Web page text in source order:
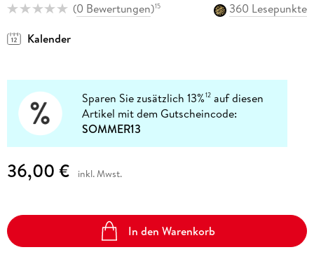
(0 Bewertungen)15
360 Lesepunkte
Kalender
Sparen Sie zusätzlich 13%12 auf diesen
Artikel mit dem Gutscheincode:
SOMMER13
36,00 € inkl. Mwst.
In den Warenkorb